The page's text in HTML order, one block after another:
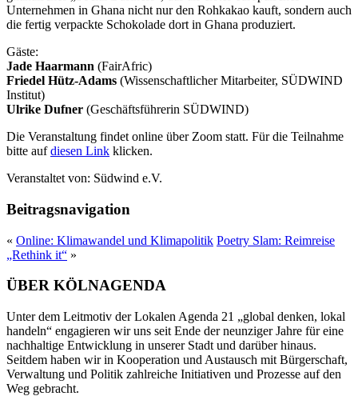
Unternehmen in Ghana nicht nur den Rohkakao kauft, sondern auch
die fertig verpackte Schokolade dort in Ghana produziert.
Gäste:
Jade Haarmann (FairAfric)
Friedel Hütz-Adams (Wissenschaftlicher Mitarbeiter, SÜDWIND
Institut)
Ulrike Dufner (Geschäftsführerin SÜDWIND)
Die Veranstaltung findet online über Zoom statt. Für die Teilnahme
bitte aufdiesen Link klicken.
Veranstaltet von: Südwind e.V.
Beitragsnavigation
« Online: Klimawandel und Klimapolitik Poetry Slam: Reimreise
„Rethink it“ »
ÜBER KÖLNAGENDA
Unter dem Leitmotiv der Lokalen Agenda 21 „global denken, lokal
handeln“ engagieren wir uns seit Ende der neunziger Jahre für eine
nachhaltige Entwicklung in unserer Stadt und darüber hinaus.
Seitdem haben wir in Kooperation und Austausch mit Bürgerschaft,
Verwaltung und Politik zahlreiche Initiativen und Prozesse auf den
Weg gebracht.